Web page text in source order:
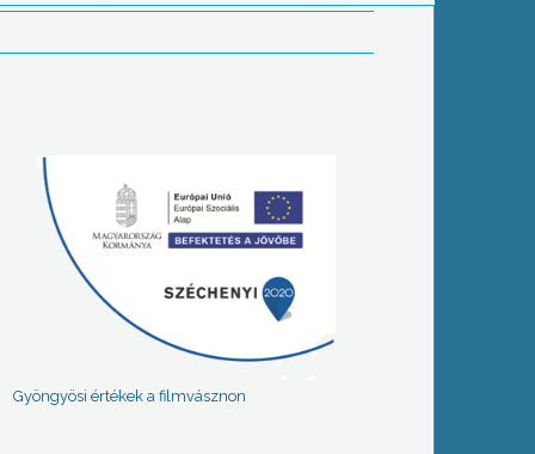
Gyöngyösi értékek a filmvásznon